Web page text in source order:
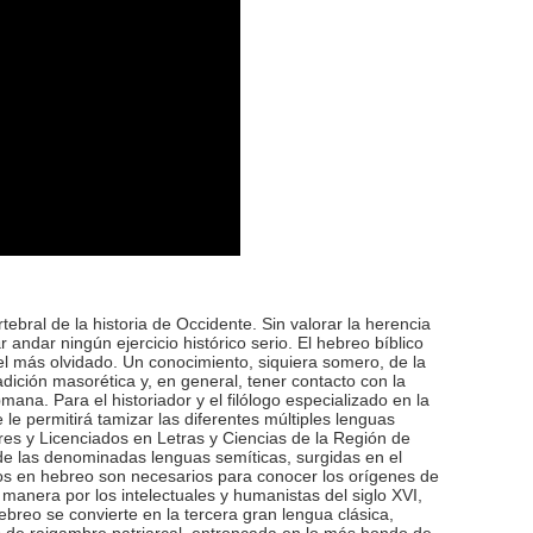
de la historia de Occidente. Sin valorar la herencia
ningún ejercicio histórico serio. El hebreo bíblico
olvidado. Un conocimiento, siquiera somero, de la
masorética y, en general, tener contacto con la
Para el historiador y el filólogo especializado en la
permitirá tamizar las diferentes múltiples lenguas
y Licenciados en Letras y Ciencias de la Región de
las denominadas lenguas semíticas, surgidas en el
en hebreo son necesarios para conocer los orígenes de
por los intelectuales y humanistas del siglo XVI,
se convierte en la tercera gran lengua clásica,